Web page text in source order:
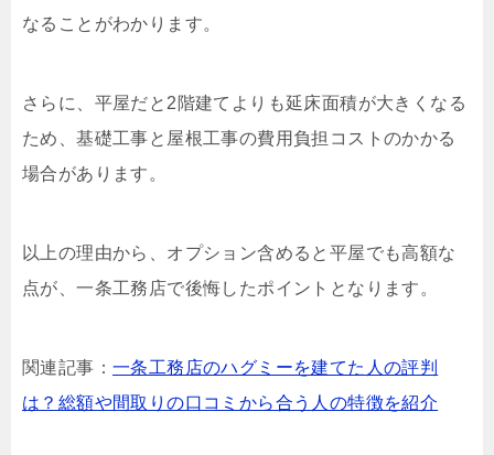
なることがわかります。
さらに、平屋だと2階建てよりも延床面積が大きくなる
ため、基礎工事と屋根工事の費用負担コストのかかる
場合があります。
以上の理由から、オプション含めると平屋でも高額な
点が、一条工務店で後悔したポイントとなります。
関連記事： 一条工務店のハグミーを建てた人の評判
は？総額や間取りの口コミから合う人の特徴を紹介